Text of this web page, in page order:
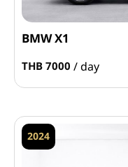
BMW X1
THB 7000 / day
2024